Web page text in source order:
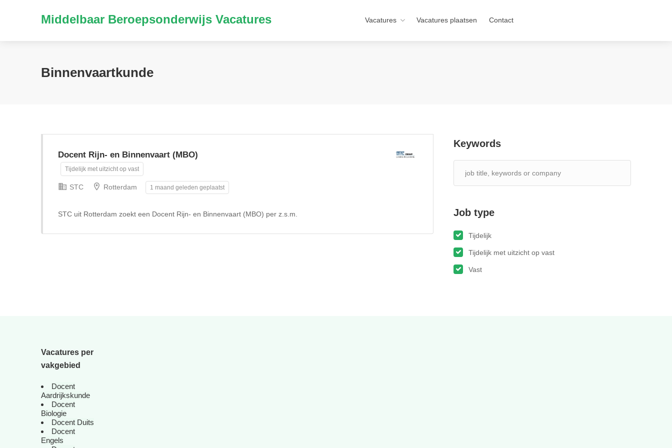
Middelbaar Beroepsonderwijs Vacatures Vacatures Vacatures plaatsen Contact
Binnenvaartkunde
Keywords
Job type
Tijdelijk
Tijdelijk met uitzicht op vast
Vast
Docent Rijn- en Binnenvaart (MBO)
Tijdelijk met uitzicht op vast
STC Rotterdam 1 maand geleden geplaatst
STC uit Rotterdam zoekt een Docent Rijn- en Binnenvaart (MBO) per z.s.m.
Vacatures per
vakgebied
Docent
Aardrijkskunde
Docent
Biologie
Docent Duits
Docent
Engels